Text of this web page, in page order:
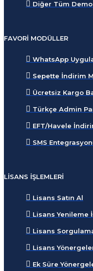
Diğer Tüm
FAVORI MODÜLLER
WhatsApp
Sepette İndirim
Ücretsiz Kargo
Türkçe Admin
EFT/Havele
SMS
LISANS İŞLEMLERI
Lisans Satın Al
Lisans Yenileme
Lisans
Lisans
Ek Süre